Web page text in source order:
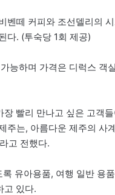
벤떼 커피와 조선델리의
다. (투숙당 1회 제공)
능하며 가격은 디럭스 객
빨리 만나고 싶은 고객
주는, 아름다운 제주의 사
고 전했다.
유아용품, 여행 일반 용
고 있다.